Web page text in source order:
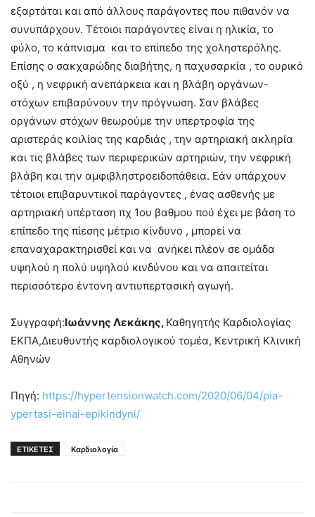
εξαρτάται και από άλλους παράγοντες που πιθανόν να
συνυπάρχουν. Τέτοιοι παράγοντες είναι η ηλικία, το
φύλο, το κάπνισμα και το επίπεδο της χοληστερόλης.
Επίσης ο σακχαρώδης διαβήτης, η παχυσαρκία , το ουρικό
οξύ , η νεφρική ανεπάρκεια και η βλάβη οργάνων-
στόχων επιβαρύνουν την πρόγνωση. Σαν βλάβες
οργάνων στόχων θεωρούμε την υπερτροφία της
αριστεράς κοιλίας της καρδιάς , την αρτηριακή ακληρία
και τις βλάβες των περιφερικών αρτηριών, την νεφρική
βλάβη και την αμφιβληστροειδοπάθεια. Εάν υπάρχουν
τέτοιοι επιβαρυντικοί παράγοντες , ένας ασθενής με
αρτηριακή υπέρταση πχ 1ου βαθμου πού έχει με βάση το
επίπεδο της πίεσης μέτριο κίνδυνο , μπορεί να
επαναχαρακτηρισθεί και να ανήκει πλέον σε ομάδα
υψηλού η πολύ υψηλού κινδύνου και να απαιτείται
περισσότερο έντονη αντιυπερτασική αγωγή.
Συγγραφή:Ιωάννης Λεκάκης, Καθηγητής Καρδιολογίας
ΕΚΠΑ,Διευθυντής καρδιολογικού τομέα, Κεντρική Κλινική
Αθηνών
Πηγή: https://hypertensionwatch.com/2020/06/04/pia-
ypertasi-einai-epikindyni/
ΕΤΙΚΕΤΕΣ Καρδιολογία